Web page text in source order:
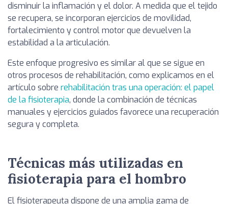
disminuir la inflamación y el dolor. A medida que el tejido
se recupera, se incorporan ejercicios de movilidad,
fortalecimiento y control motor que devuelven la
estabilidad a la articulación.
Este enfoque progresivo es similar al que se sigue en
otros procesos de rehabilitación, como explicamos en el
artículo sobre rehabilitación tras una operación: el papel
de la fisioterapia, donde la combinación de técnicas
manuales y ejercicios guiados favorece una recuperación
segura y completa.
Técnicas más utilizadas en
fisioterapia para el hombro
El fisioterapeuta dispone de una amplia gama de